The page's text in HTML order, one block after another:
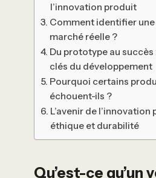
l’innovation produit
Comment identifier
marché réelle ?
Du prototype au succès
clés du développement
Pourquoi certains
échouent-ils ?
L’avenir de l’innovation
éthique et durabilité
Qu’est-ce qu’un